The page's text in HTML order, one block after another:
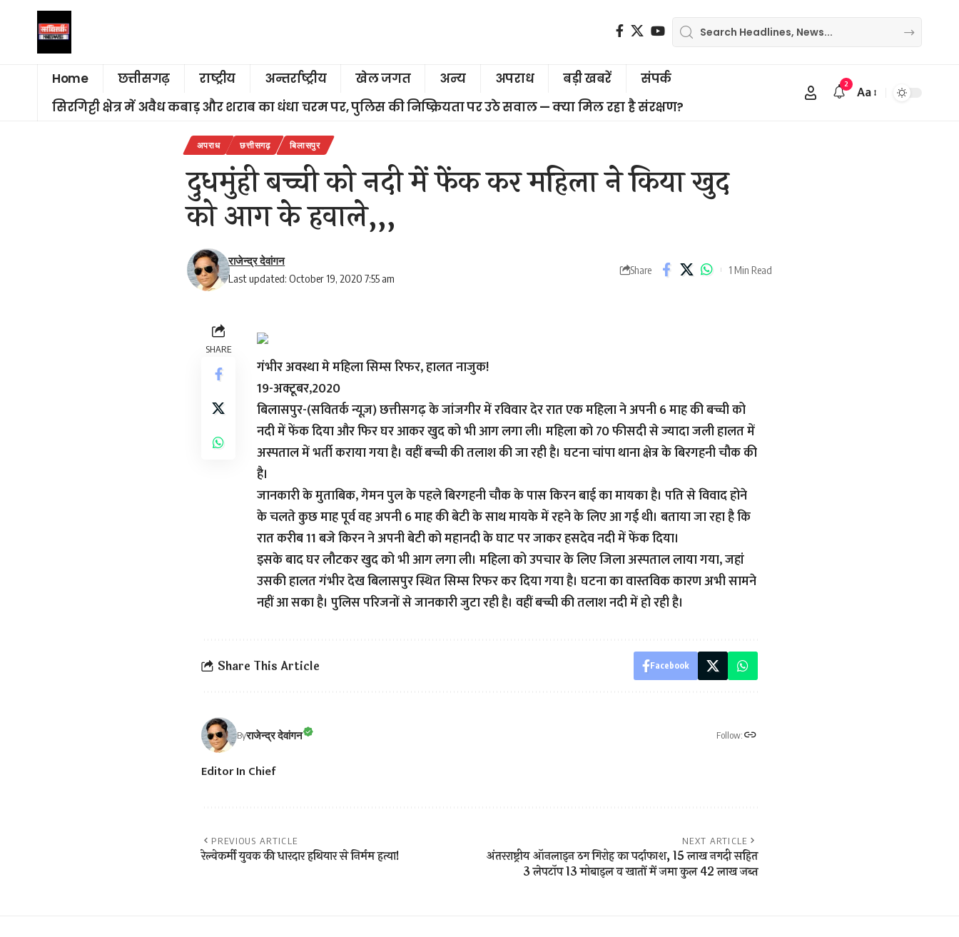
Home छत्तीसगढ़ राष्ट्रीय अन्तर्राष्ट्रीय खेल जगत अन्य अपराध बड़ी खबरें
संपर्क
सिरगिट्टी क्षेत्र में अवैध कबाड़ और शराब का धंधा चरम पर, पुलिस की निष्क्रियता पर उठे सवाल — क्या मिल रहा है संरक्षण?
2
Font
Aa
अपराध छत्तीसगढ़ बिलासपुर
दुधमुंही बच्ची को नदी में फेंक कर महिला ने किया खुद
को आग के हवाले,,,
Last updated: October 19, 2020 7:55 am
राजेन्द्र देवांगन
Share 1 Min Read
SHARE
गंभीर अवस्था मे महिला सिम्स रिफर, हालत नाजुक!
19-अक्टूबर,2020
बिलासपुर-(सवितर्क न्यूज़) छत्तीसगढ़ के जांजगीर में रविवार देर रात एक महिला ने अपनी 6 माह की बच्ची को
नदी में फेंक दिया और फिर घर आकर खुद को भी आग लगा ली। महिला को 70 फीसदी से ज्यादा जली हालत में
अस्पताल में भर्ती कराया गया है। वहीं बच्ची की तलाश की जा रही है। घटना चांपा थाना क्षेत्र के बिरगहनी चौक की
है।
जानकारी के मुताबिक, गेमन पुल के पहले बिरगहनी चौक के पास किरन बाई का मायका है। पति से विवाद होने
के चलते कुछ माह पूर्व वह अपनी 6 माह की बेटी के साथ मायके में रहने के लिए आ गई थी। बताया जा रहा है कि
रात करीब 11 बजे किरन ने अपनी बेटी को महानदी के घाट पर जाकर हसदेव नदी में फेंक दिया।
इसके बाद घर लौटकर खुद को भी आग लगा ली। महिला को उपचार के लिए जिला अस्पताल लाया गया, जहां
उसकी हालत गंभीर देख बिलासपुर स्थित सिम्स रिफर कर दिया गया है। घटना का वास्तविक कारण अभी सामने
नहीं आ सका है। पुलिस परिजनों से जानकारी जुटा रही है। वहीं बच्ची की तलाश नदी में हो रही है।
Share This Article Facebook
Byराजेन्द्र देवांगन Follow:
Editor In Chief
PREVIOUS ARTICLE
रेल्वेकर्मी युवक की धारदार हथियार से निर्मम हत्या!
NEXT ARTICLE
अंतरराष्ट्रीय ऑनलाइन ठग गिरोह का पर्दाफाश, 15 लाख नगदी सहित
3 लेपटॉप 13 मोबाइल व खातों में जमा कुल 42 लाख जब्त